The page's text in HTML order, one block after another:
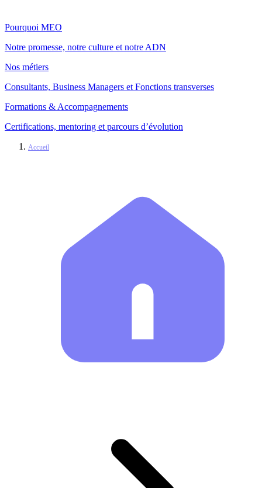
Pourquoi MEO
Notre promesse, notre culture et notre ADN
Nos métiers
Consultants, Business Managers et Fonctions transverses
Formations & Accompagnements
Certifications, mentoring et parcours d’évolution
Accueil